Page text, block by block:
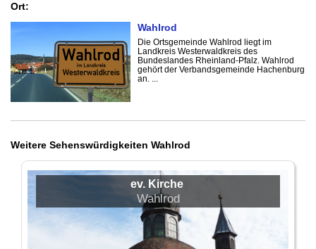
Ort:
Wahlrod
Die Ortsgemeinde Wahlrod liegt im
Landkreis Westerwaldkreis des
Bundeslandes Rheinland-Pfalz. Wahlrod
gehört der Verbandsgemeinde Hachenburg
an. ...
Weitere Sehenswürdigkeiten Wahlrod
ev. Kirche
Wahlrod